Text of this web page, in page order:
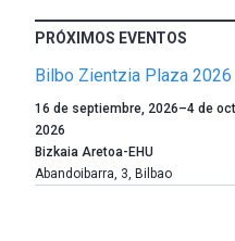
PRÓXIMOS EVENTOS
Bilbo Zientzia Plaza 2026
Un
año
más,
Bilbao
16 de septiembre, 2026–4 de
2026
Bizkaia Aretoa-EHU
Abandoibarra, 3, Bilbao